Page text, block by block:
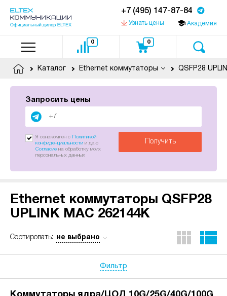
+7 (495) 147-87-84
Узнать цены Академия
0 0
Каталог Ethernet коммутаторы QSFP28
Запросить цены
Получить
Я ознакомлен с
Политикой
конфиденциальности и даю
Согласие на обработку моих
персональных данных
Ethernet коммутаторы QSFP28
UPLINK MAC 262144К
Сортировать: не выбрано
Фильтр